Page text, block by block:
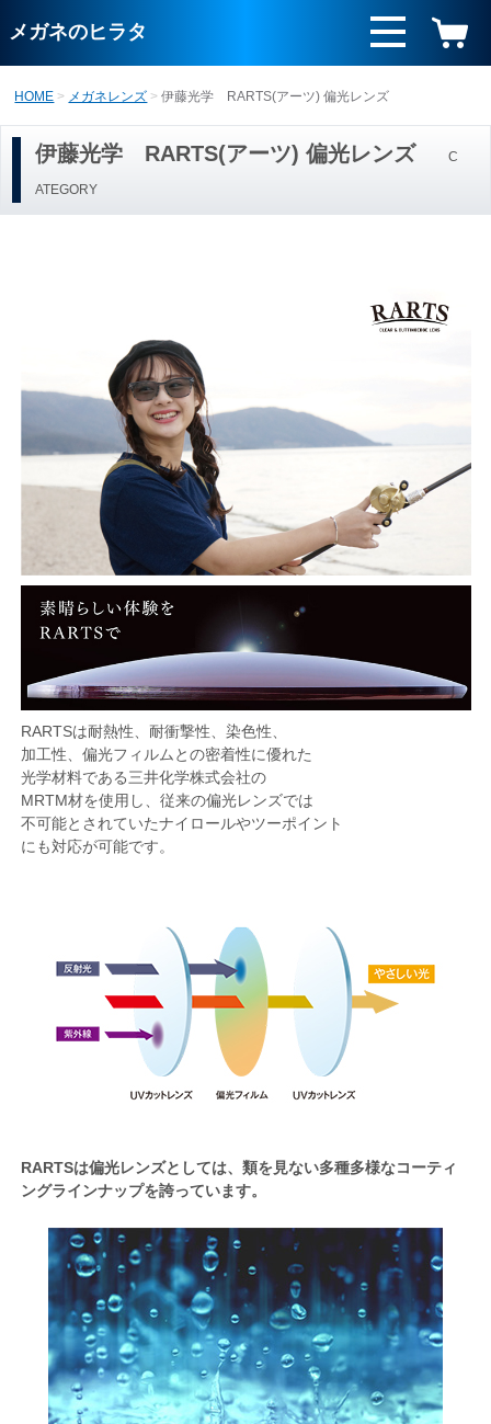
メガネのヒラタ
HOME メガネレンズ 伊藤光学 RARTS(アーツ) 偏光レンズ
伊藤光学 RARTS(アーツ) 偏光レンズ C
ATEGORY
RARTSは耐熱性、耐衝撃性、染色性、
加工性、偏光フィルムとの密着性に優れた
光学材料である三井化学株式会社の
MRTM材を使用し、従来の偏光レンズでは
不可能とされていたナイロールやツーポイント
にも対応が可能です。
RARTSは偏光レンズとしては、類を見ない多種多様なコーティ
ングラインナップを誇っています。